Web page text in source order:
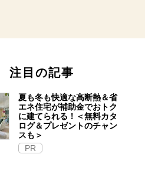
注目の記事
夏も冬も快適な高断熱＆省
エネ住宅が補助金でおトク
に建てられる！＜無料カタ
ログ＆プレゼントのチャン
スも＞
PR